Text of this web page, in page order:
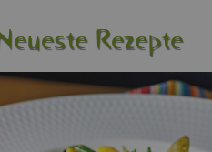
Re­zep­te